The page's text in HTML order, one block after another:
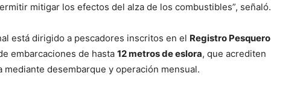
mitigar los efectos del alza de los combustibles”, señaló.
está dirigido a pescadores inscritos en el Registro Pesquero
embarcaciones de hasta 12 metros de eslora, que acrediten
desembarque y operación mensual.